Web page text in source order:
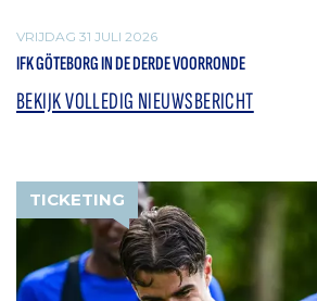
VRIJDAG 31 JULI 2026
IFK GÖTEBORG IN DE DERDE VOORRONDE
BEKIJK VOLLEDIG NIEUWSBERICHT
TICKETING